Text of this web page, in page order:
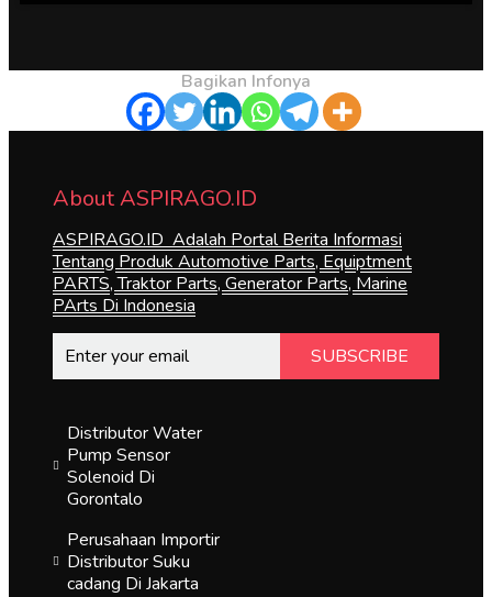
Bagikan Infonya
About ASPIRAGO.ID
ASPIRAGO.ID Adalah Portal Berita Informasi
Tentang Produk Automotive Parts, Equiptment
PARTS, Traktor Parts, Generator Parts, Marine
PArts Di Indonesia
SUBSCRIBE
Distributor Water
Pump Sensor
Solenoid Di
Gorontalo
Perusahaan Importir
Distributor Suku
cadang Di Jakarta